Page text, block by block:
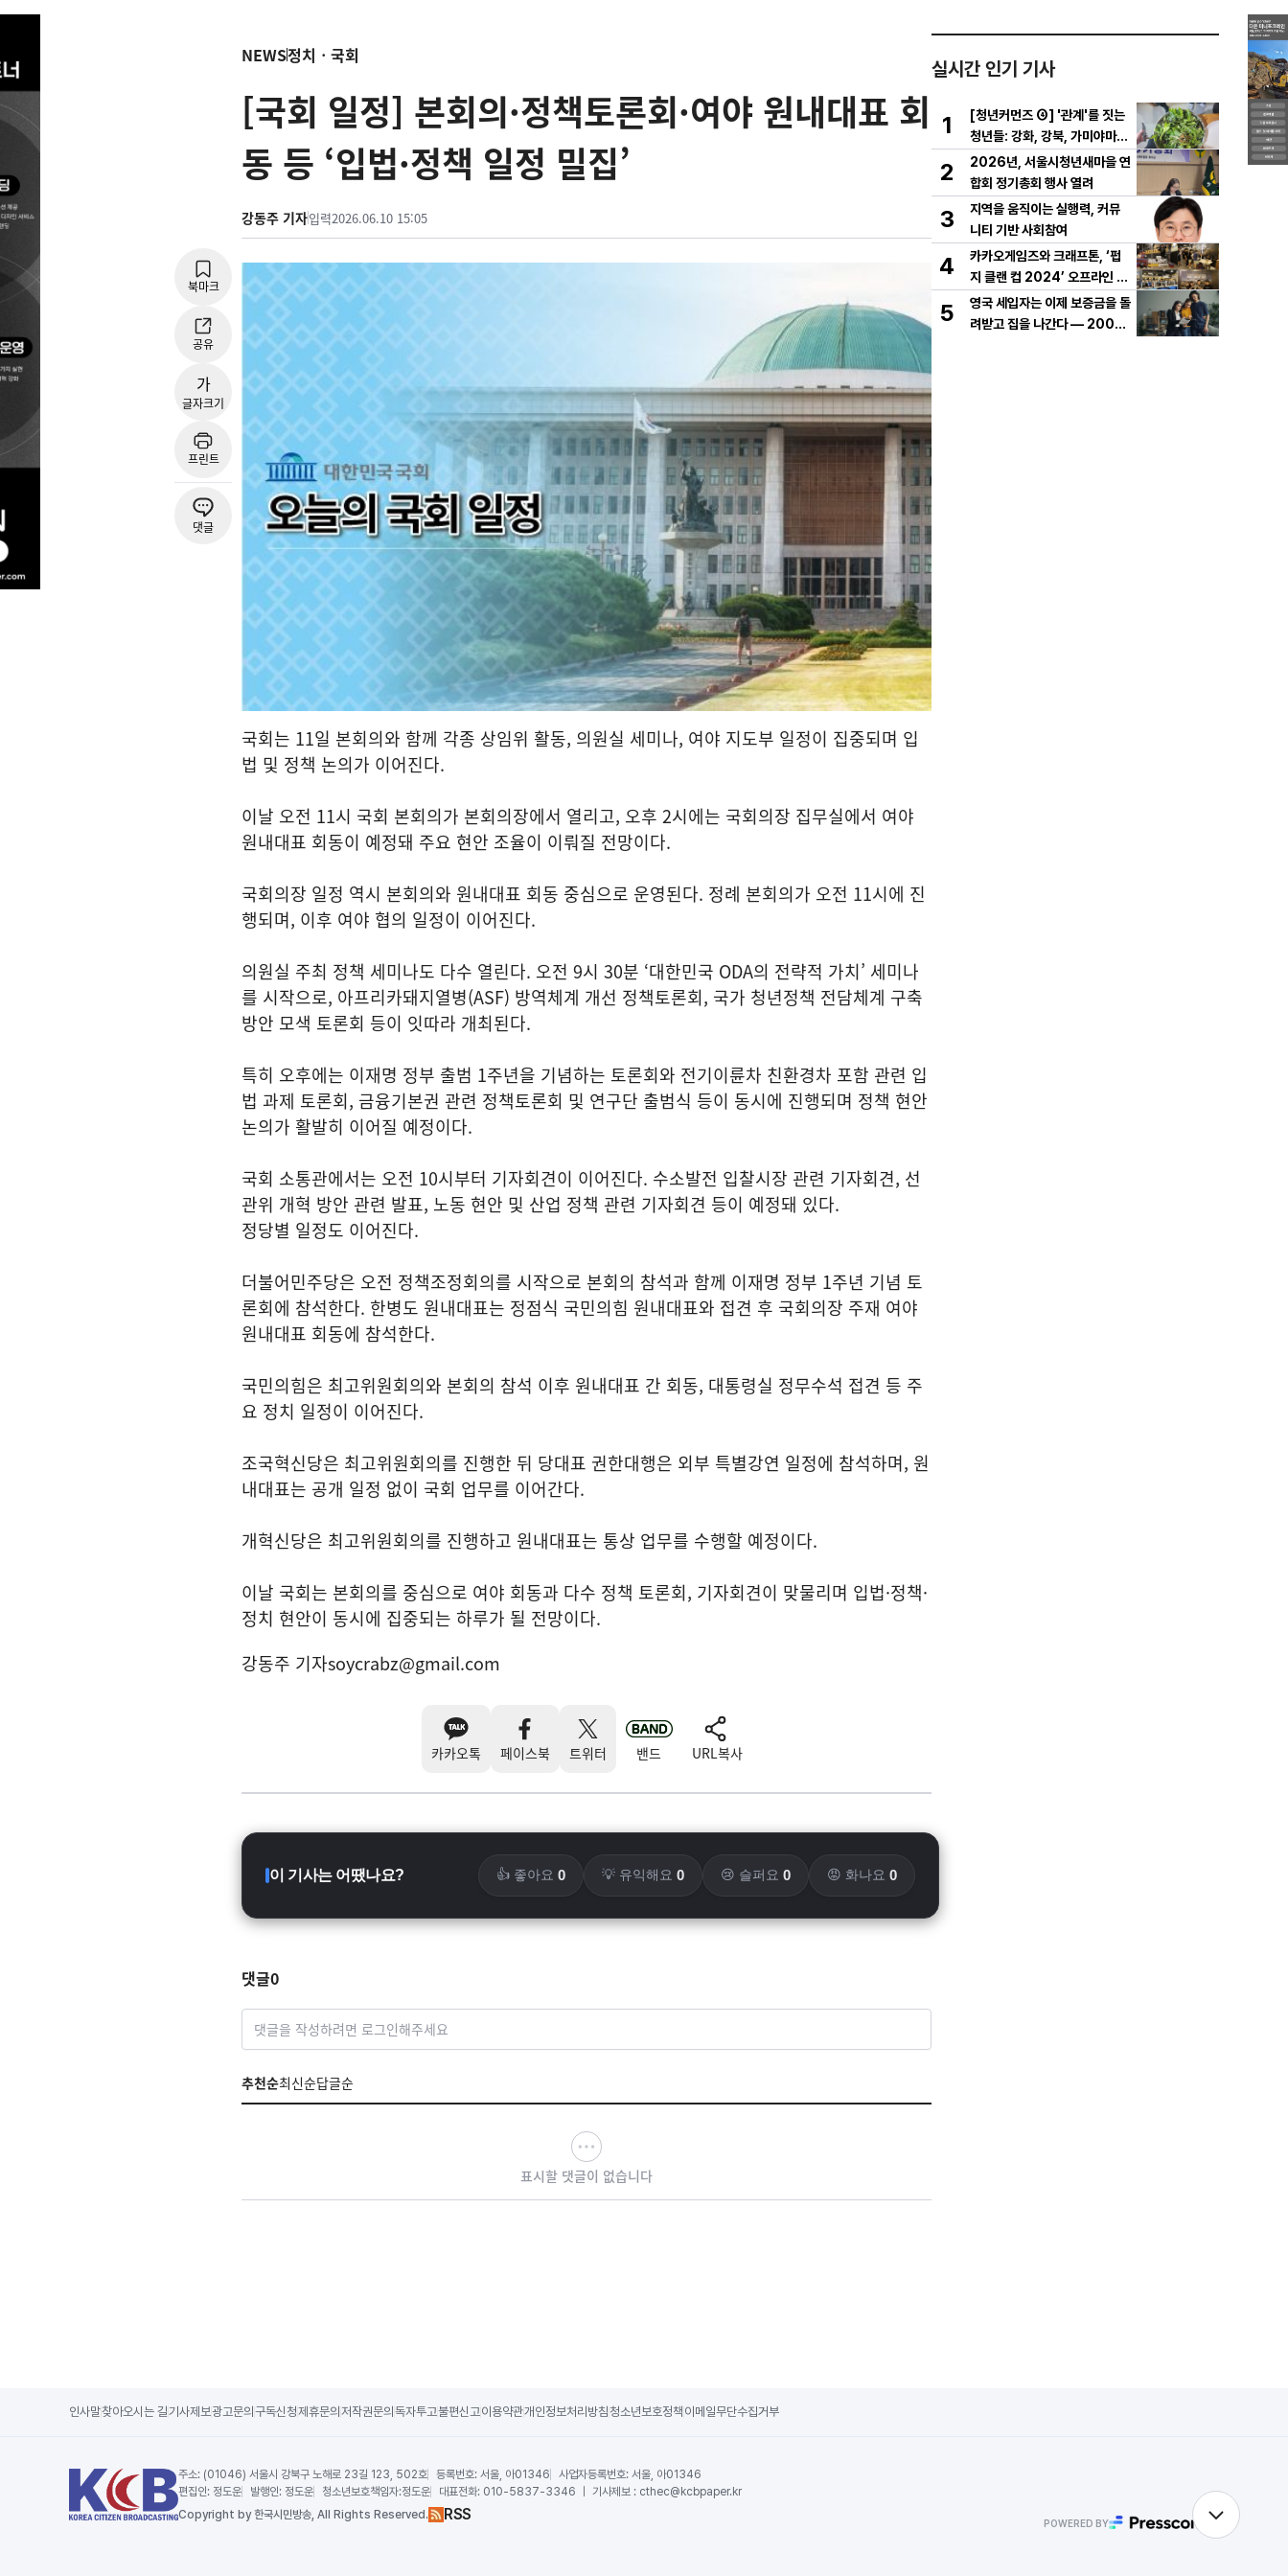
NEWS정치ㆍ국회
[국회 일정] 본회의·정책토론회·여야 원내대표 회
동 등 ‘입법·정책 일정 밀집’
강동주 기자입력2026.06.10 15:05
북마크
공유
가
글자크기
프린트
댓글
국회는 11일 본회의와 함께 각종 상임위 활동, 의원실 세미나, 여야 지도부 일정이 집중되며 입
법 및 정책 논의가 이어진다.
이날 오전 11시 국회 본회의가 본회의장에서 열리고, 오후 2시에는 국회의장 집무실에서 여야
원내대표 회동이 예정돼 주요 현안 조율이 이뤄질 전망이다.
국회의장 일정 역시 본회의와 원내대표 회동 중심으로 운영된다. 정례 본회의가 오전 11시에 진
행되며, 이후 여야 협의 일정이 이어진다.
의원실 주최 정책 세미나도 다수 열린다. 오전 9시 30분 ‘대한민국 ODA의 전략적 가치’ 세미나
를 시작으로, 아프리카돼지열병(ASF) 방역체계 개선 정책토론회, 국가 청년정책 전담체계 구축
방안 모색 토론회 등이 잇따라 개최된다.
특히 오후에는 이재명 정부 출범 1주년을 기념하는 토론회와 전기이륜차 친환경차 포함 관련 입
법 과제 토론회, 금융기본권 관련 정책토론회 및 연구단 출범식 등이 동시에 진행되며 정책 현안
논의가 활발히 이어질 예정이다.
국회 소통관에서는 오전 10시부터 기자회견이 이어진다. 수소발전 입찰시장 관련 기자회견, 선
관위 개혁 방안 관련 발표, 노동 현안 및 산업 정책 관련 기자회견 등이 예정돼 있다.
정당별 일정도 이어진다.
더불어민주당은 오전 정책조정회의를 시작으로 본회의 참석과 함께 이재명 정부 1주년 기념 토
론회에 참석한다. 한병도 원내대표는 정점식 국민의힘 원내대표와 접견 후 국회의장 주재 여야
원내대표 회동에 참석한다.
국민의힘은 최고위원회의와 본회의 참석 이후 원내대표 간 회동, 대통령실 정무수석 접견 등 주
요 정치 일정이 이어진다.
조국혁신당은 최고위원회의를 진행한 뒤 당대표 권한대행은 외부 특별강연 일정에 참석하며, 원
내대표는 공개 일정 없이 국회 업무를 이어간다.
개혁신당은 최고위원회의를 진행하고 원내대표는 통상 업무를 수행할 예정이다.
이날 국회는 본회의를 중심으로 여야 회동과 다수 정책 토론회, 기자회견이 맞물리며 입법·정책·
정치 현안이 동시에 집중되는 하루가 될 전망이다.
강동주 기자soycrabz@gmail.com
카카오톡 페이스북 트위터 밴드 URL복사
이 기사는 어땠나요? 👍 좋아요 0 💡 유익해요 0 😢 슬퍼요 0 😡 화나요 0
댓글0
댓글을 작성하려면 로그인해주세요
추천순최신순답글순
표시할 댓글이 없습니다
실시간 인기 기사
1
[청년커먼즈 ④] '관계'를 짓는
청년들: 강화, 강북, 가미야마의
실험
2
2026년, 서울시청년새마을 연
합회 정기총회 행사 열려
3
지역을 움직이는 실행력, 커뮤
니티 기반 사회참여
4
카카오게임즈와 크래프톤, ‘펍
지 클랜 컵 2024’ 오프라인 결
선 성료
5
영국 세입자는 이제 보증금을 돌
려받고 집을 나간다 — 2007
인사말찾아오시는 길기사제보광고문의 구독신청제휴문의 저작권문의 독자투고불편신고이용약관개인정보처리방침 청소년보호정책 이메일무단수집거부
주소: (01046) 서울시 강북구 노해로 23길 123, 502호 등록번호: 서울, 아01346 사업자등록번호: 서울, 아01346
편집인: 정도운 발행인: 정도운 청소년보호책임자:정도운 대표전화: 010-5837-3346 ｜ 기사제보 : cthec@kcbpaper.kr
Copyright by 한국시민방송, All Rights Reserved. RSS POWERED BY